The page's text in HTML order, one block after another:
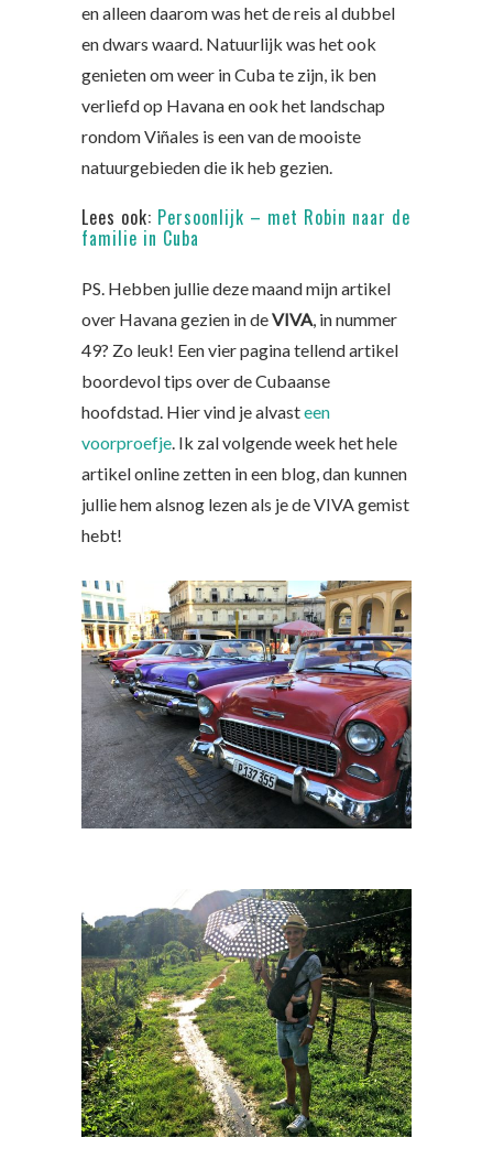
en alleen daarom was het de reis al dubbel
en dwars waard. Natuurlijk was het ook
genieten om weer in Cuba te zijn, ik ben
verliefd op Havana en ook het landschap
rondom Viñales is een van de mooiste
natuurgebieden die ik heb gezien.
Lees ook: Persoonlijk – met Robin naar de
familie in Cuba
PS. Hebben jullie deze maand mijn artikel
over Havana gezien in deVIVA , in nummer
49? Zo leuk! Een vier pagina tellend artikel
boordevol tips over de Cubaanse
hoofdstad. Hier vind je alvasteen
voorproefje . Ik zal volgende week het hele
artikel online zetten in een blog, dan kunnen
jullie hem alsnog lezen als je de VIVA gemist
hebt!